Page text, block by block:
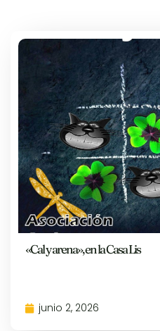
«Cal y arena», en la Casa Lis
junio 2, 2026